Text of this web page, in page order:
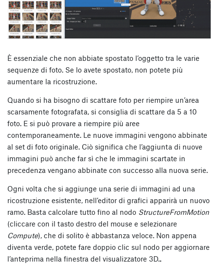
È essenziale che non abbiate spostato l’oggetto tra le varie
sequenze di foto. Se lo avete spostato, non potete più
aumentare la ricostruzione.
Quando si ha bisogno di scattare foto per riempire un’area
scarsamente fotografata, si consiglia di scattare da 5 a 10
foto. E si può provare a riempire più aree
contemporaneamente. Le nuove immagini vengono abbinate
al set di foto originale. Ciò significa che l’aggiunta di nuove
immagini può anche far sì che le immagini scartate in
precedenza vengano abbinate con successo alla nuova serie.
Ogni volta che si aggiunge una serie di immagini ad una
ricostruzione esistente, nell’editor di grafici apparirà un nuovo
ramo. Basta calcolare tutto fino al nodo StructureFromMotion
(cliccare con il tasto destro del mouse e selezionare
Compute), che di solito è abbastanza veloce. Non appena
diventa verde, potete fare doppio clic sul nodo per aggiornare
l’anteprima nella finestra del visualizzatore 3D..